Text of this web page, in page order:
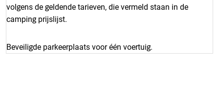
volgens de geldende tarieven, die vermeld staan in de
camping prijslijst.
Beveiligde parkeerplaats voor één voertuig.